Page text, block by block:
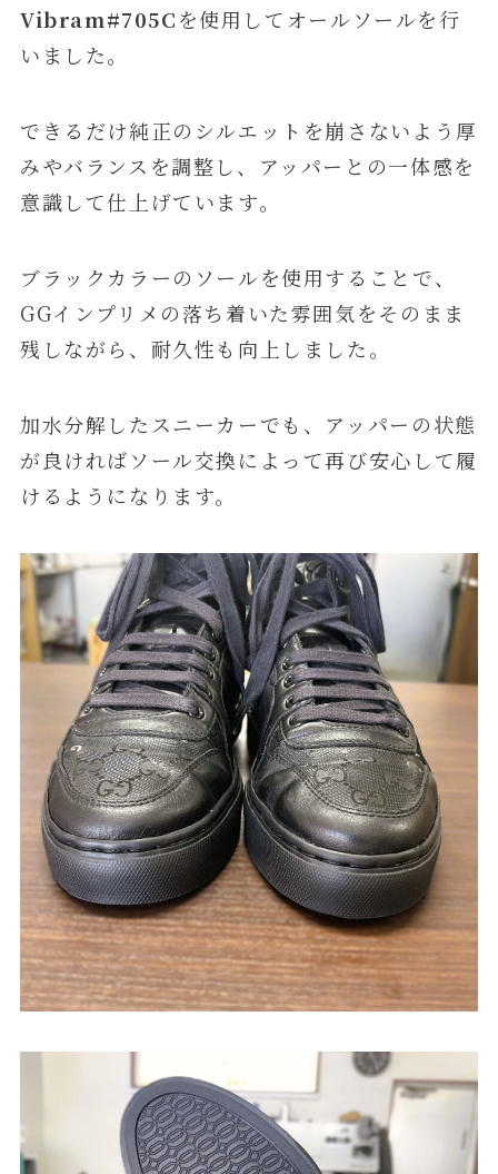
Vibram#705Cを使用してオールソールを行
いました。
できるだけ純正のシルエットを崩さないよう厚
みやバランスを調整し、アッパーとの一体感を
意識して仕上げています。
ブラックカラーのソールを使用することで、
GGインプリメの落ち着いた雰囲気をそのまま
残しながら、耐久性も向上しました。
加水分解したスニーカーでも、アッパーの状態
が良ければソール交換によって再び安心して履
けるようになります。